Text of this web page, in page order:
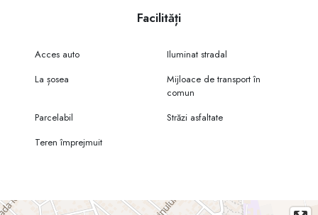
Facilități
Acces auto
Iluminat stradal
La șosea
Mijloace de transport în
comun
Parcelabil
Străzi asfaltate
Teren împrejmuit